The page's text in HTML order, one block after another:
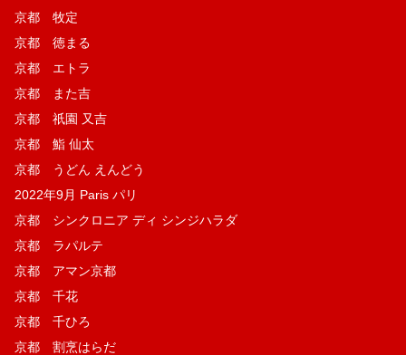
京都 牧定
京都 徳まる
京都 エトラ
京都 また吉
京都 祇園 又吉
京都 鮨 仙太
京都 うどん えんどう
2022年9月 Paris パリ
京都 シンクロニア ディ シンジハラダ
京都 ラパルテ
京都 アマン京都
京都 千花
京都 千ひろ
京都 割烹はらだ